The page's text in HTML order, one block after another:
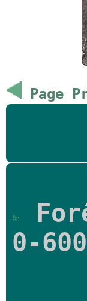
Page
0-